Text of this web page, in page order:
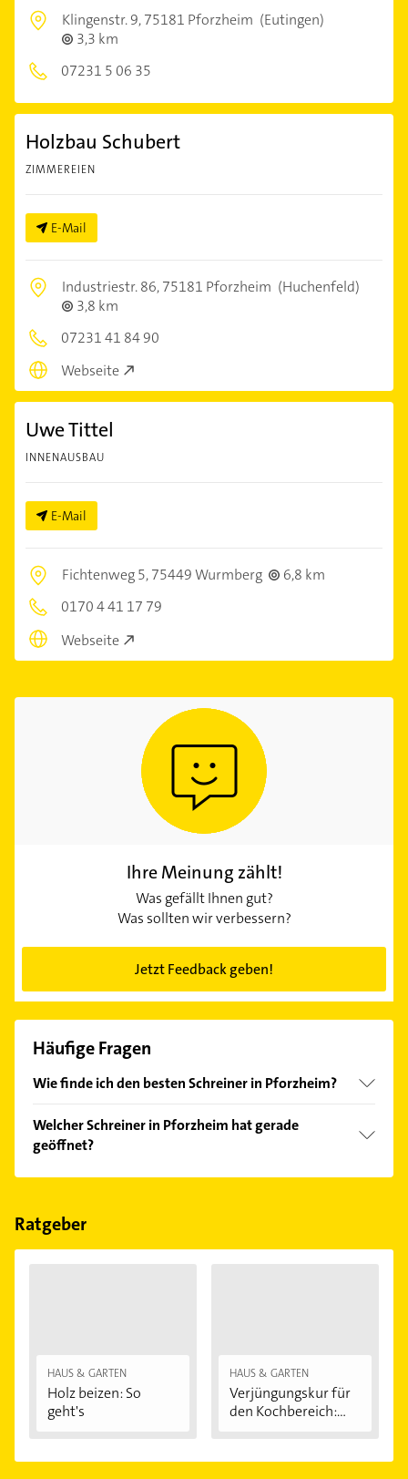
Klingenstr. 9,75181 Pforzheim (Eutingen)
3,3 km
07231 5 06 35
Holzbau Schubert
ZIMMEREIEN
E-Mail
Industriestr. 86,75181 Pforzheim (Huchenfeld)
3,8 km
07231 41 84 90
Webseite
Uwe Tittel
INNENAUSBAU
E-Mail
Fichtenweg 5,75449 Wurmberg
6,8 km
0170 4 41 17 79
Webseite
Ihre Meinung zählt!
Was gefällt Ihnen gut?
Was sollten wir verbessern?
Jetzt Feedback geben!
Häufige Fragen
Wie finde ich den besten Schreiner in Pforzheim?
Kundenmeinungen und profitieren Sie von den
Empfehlungen. Die Suchergebnisse können Sie sich
einfach nachBewertungensortiert anzeigen lassen.
Welcher Schreiner in Pforzheim hat gerade
geöffnet?
Im Anbieter-Bereich finden Sie alleÖffnungszeiten.
Feiertagen abweichen können.
Ratgeber
HAUS & GARTEN
Holz beizen: So
geht's
HAUS & GARTEN
Verjüngungskur für
den Kochbereich:...